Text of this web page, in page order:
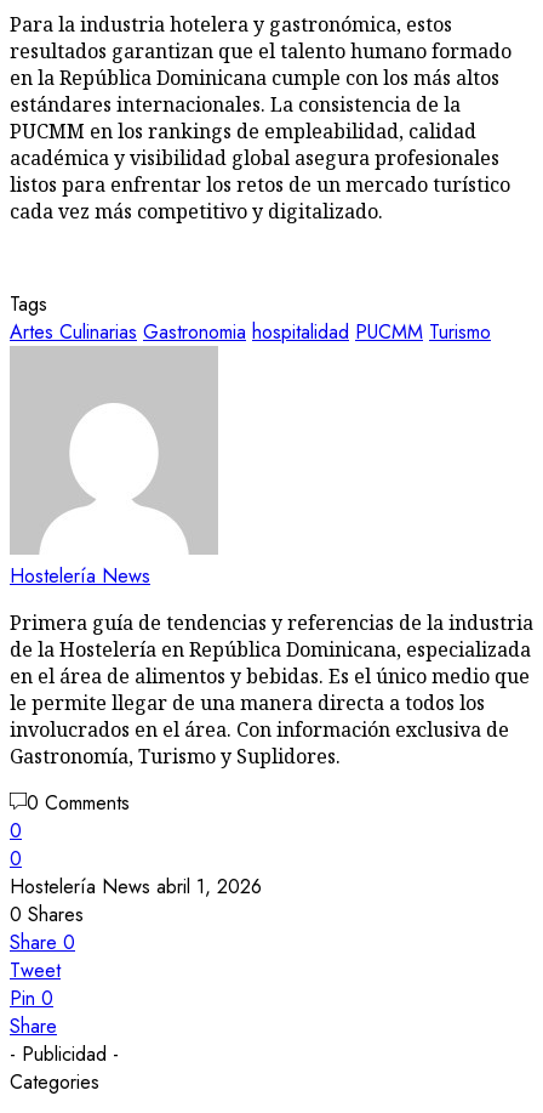
Para la industria hotelera y gastronómica, estos
resultados garantizan que el talento humano formado
en la República Dominicana cumple con los más altos
estándares internacionales. La consistencia de la
PUCMM en los rankings de empleabilidad, calidad
académica y visibilidad global asegura profesionales
listos para enfrentar los retos de un mercado turístico
cada vez más competitivo y digitalizado.
Tags
Artes Culinarias Gastronomia hospitalidad PUCMM Turismo
Hostelería News
Primera guía de tendencias y referencias de la industria
de la Hostelería en República Dominicana, especializada
en el área de alimentos y bebidas. Es el único medio que
le permite llegar de una manera directa a todos los
involucrados en el área. Con información exclusiva de
Gastronomía, Turismo y Suplidores.
0 Comments
0
0
Hostelería News abril 1, 2026
0 Shares
Share 0
Tweet
Pin 0
Share
- Publicidad -
Categories